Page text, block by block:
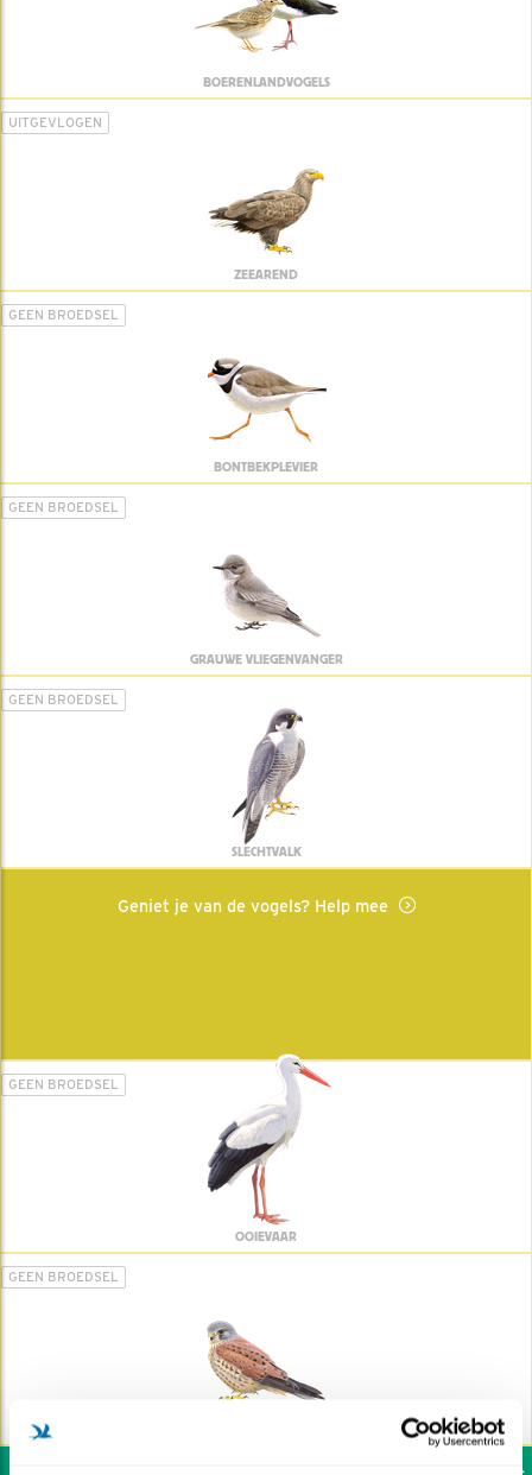
BOERENLANDVOGELS
UITGEVLOGEN
ZEEAREND
GEEN BROEDSEL
BONTBEKPLEVIER
GEEN BROEDSEL
GRAUWE VLIEGENVANGER
GEEN BROEDSEL
SLECHTVALK
Geniet je van de vogels? Help mee
GEEN BROEDSEL
OOIEVAAR
GEEN BROEDSEL